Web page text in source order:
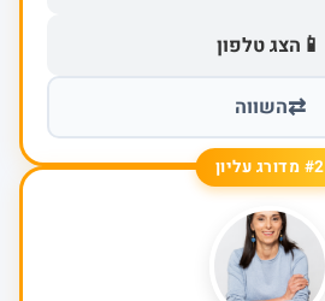
📱 הצג טלפון
⇄השווה
#2 מדורג עליון